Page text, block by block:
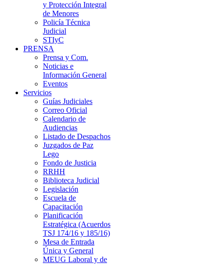
y Protección Integral
de Menores
Policía Técnica
Judicial
STIyC
PRENSA
Prensa y Com.
Noticias e
Información General
Eventos
Servicios
Guías Judiciales
Correo Oficial
Calendario de
Audiencias
Listado de Despachos
Juzgados de Paz
Lego
Fondo de Justicia
RRHH
Biblioteca Judicial
Legislación
Escuela de
Capacitación
Planificación
Estratégica (Acuerdos
TSJ 174/16 y 185/16)
Mesa de Entrada
Única y General
MEUG Laboral y de